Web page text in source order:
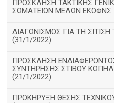
ΠΡΟΣΚΛΗΣΗ ΤΑΚΤΙΚΗΣ
ΣΩΜΑΤΕΙΩΝ ΜΕΛΩΝ ΕΚΟΦΝΣ
ΔΙΑΓΩΝΙΣΜΟΣ ΓΙΑ ΤΗ
(31/1/2022)
ΠΡΟΣΚΛΗΣΗ
ΣΥΝΤΗΡΗΣΗΣ ΣΤΙΒΟΥ
(21/1/2022)
ΠΡΟΚΗΡΥΞΗ ΘΕΣΗΣ